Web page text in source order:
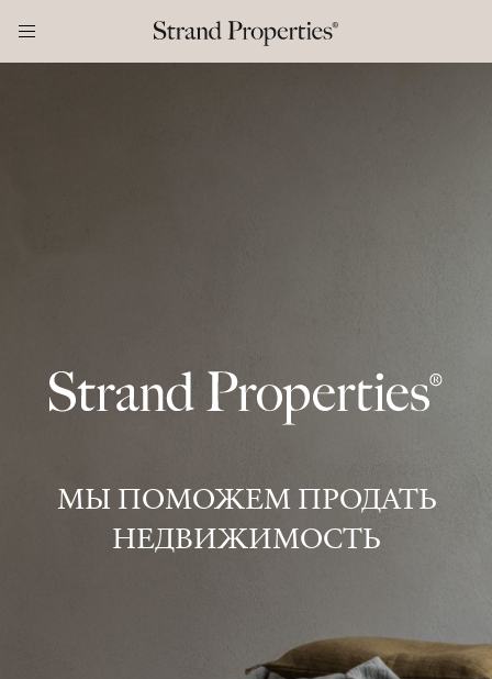
МЫ ПОМОЖЕМ ПРОДАТЬ
НЕДВИЖИМОСТЬ